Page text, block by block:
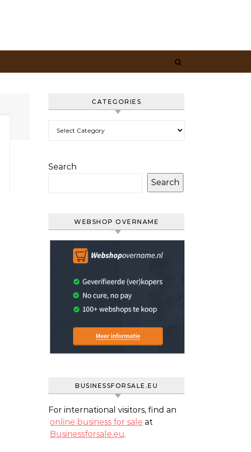
CATEGORIES
Search
Search
WEBSHOP OVERNAME
BUSINESSFORSALE.EU
For international visitors, find an
online business for sale at
Businessforsale.eu.